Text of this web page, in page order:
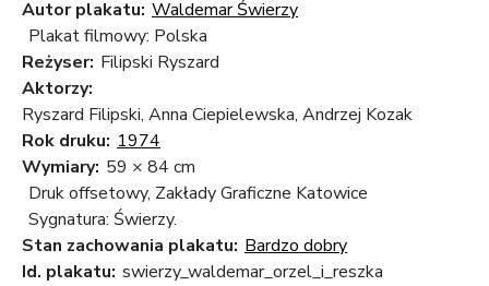
Autor plakatu: Waldemar Świerzy
Plakat filmowy: Polska
Reżyser: Filipski Ryszard
Aktorzy:
Ryszard Filipski, Anna Ciepielewska, Andrzej Kozak
Rok druku: 1974
Wymiary: 59 × 84 cm
Druk offsetowy, Zakłady Graficzne Katowice
Sygnatura: Świerzy.
Stan zachowania plakatu: Bardzo dobry
Id. plakatu: swierzy_waldemar_orzel_i_reszka